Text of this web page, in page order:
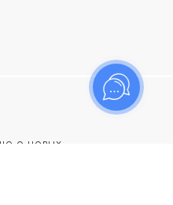
о новых